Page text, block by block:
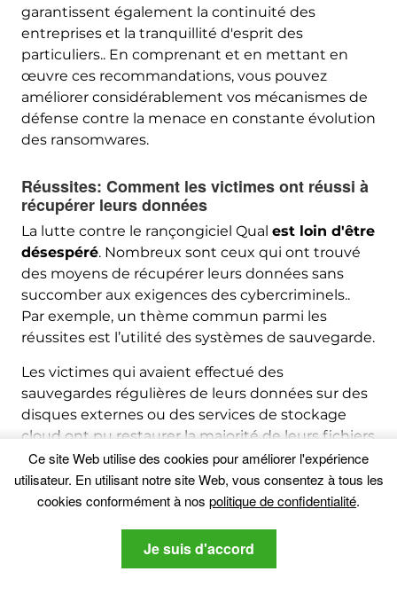
garantissent également la continuité des
entreprises et la tranquillité d'esprit des
particuliers.. En comprenant et en mettant en
œuvre ces recommandations, vous pouvez
améliorer considérablement vos mécanismes de
défense contre la menace en constante évolution
des ransomwares.
Réussites: Comment les victimes ont réussi à
récupérer leurs données
La lutte contre le rançongiciel Qual est loin d'être
désespéré. Nombreux sont ceux qui ont trouvé
des moyens de récupérer leurs données sans
succomber aux exigences des cybercriminels..
Par exemple, un thème commun parmi les
réussites est l’utilité des systèmes de sauvegarde.
Les victimes qui avaient effectué des
sauvegardes régulières de leurs données sur des
disques externes ou des services de stockage
cloud ont pu restaurer la majorité de leurs fichiers
suite à une attaque..
Il est essentiel de noter, cependant, que le succès
dépendait souvent de la déconnexion de ces
sauvegardes du réseau principal au moment de
l'infection, soulignant l'importance des stratégies
Ce site Web utilise des cookies pour améliorer l'expérience
utilisateur. En utilisant notre site Web, vous consentez à tous les
cookies conformément à nos politique de confidentialité.
Je suis d'accord